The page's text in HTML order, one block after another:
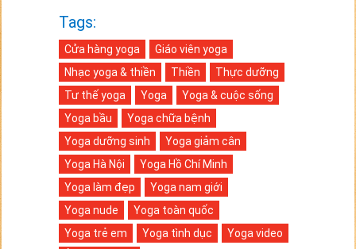
Tags:
Cửa hàng yoga
Giáo viên yoga
Nhạc yoga & thiền
Thiền
Thực dưỡng
Tư thế yoga
Yoga
Yoga & cuộc sống
Yoga bầu
Yoga chữa bệnh
Yoga dưỡng sinh
Yoga giảm cân
Yoga Hà Nội
Yoga Hồ Chí Minh
Yoga làm đẹp
Yoga nam giới
Yoga nude
Yoga toàn quốc
Yoga trẻ em
Yoga tình dục
Yoga video